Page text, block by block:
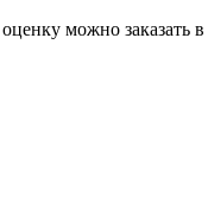
можно заказать в